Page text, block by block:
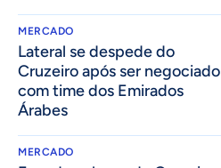
MERCADO
Lateral se despede do
Cruzeiro após ser negociado
com time dos Emirados
Árabes
MERCADO